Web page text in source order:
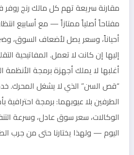
مقارنة سريعة تهم كل مالك رنج روفر
مفتاحاً أصلياً ممتازاً — مع أسابيع
أحياناً، وسعر يصل لأضعاف السوق،
إليها إن كانت لا تعمل. المفاتيحية
أغلبها لا يملك أجهزة برمجة الأنظمة
“قص السن” الذي لا يشغل المحرك.
الطرفين بلا عيوبهما: برمجة
الوكالات، سعر سوق عادل، وسرعة
اليوم — ولهذا يختارنا حتى من جرب